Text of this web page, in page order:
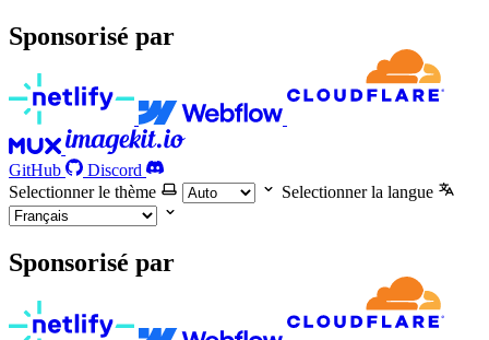
Sponsorisé par
GitHub
Discord
Selectionner le thème
Selectionner la langue
Sponsorisé par